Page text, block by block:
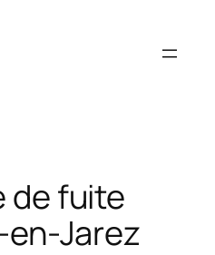
de fuite
Jarez